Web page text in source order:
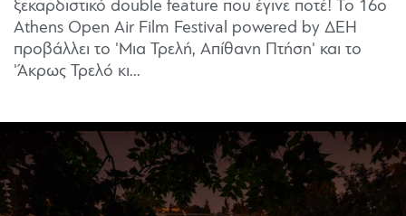
ξεκαρδιστικό double feature που έγινε ποτέ! Το 16ο
Athens Open Air Film Festival powered by ΔΕΗ
προβάλλει το 'Μια Τρελή, Απίθανη Πτήση' και το
'Άκρως Τρελό κι...